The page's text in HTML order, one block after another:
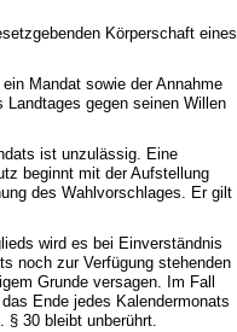
Körperschaft eines
Mandat sowie der Annahme
gegen seinen Willen
ist unzulässig. Eine
beginnt mit der Aufstellung
des Wahlvorschlages. Er gilt
wird es bei Einverständnis
noch zur Verfügung stehenden
Grunde versagen. Im Fall
Ende jedes Kalendermonats
§ 30 bleibt unberührt.